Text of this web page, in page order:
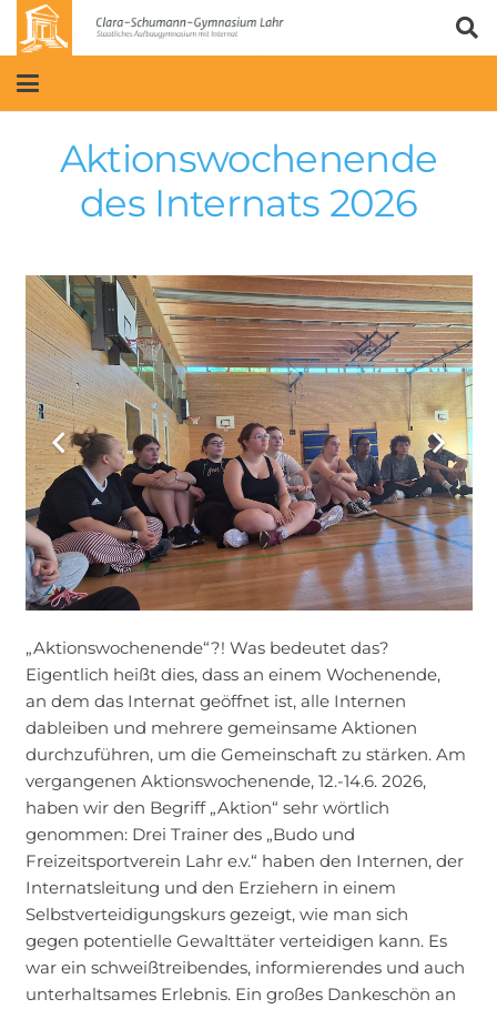
Aktionswochenende
des Internats 2026
„Aktionswochenende“?! Was bedeutet das?
Eigentlich heißt dies, dass an einem Wochenende,
an dem das Internat geöffnet ist, alle Internen
dableiben und mehrere gemeinsame Aktionen
durchzuführen, um die Gemeinschaft zu stärken. Am
vergangenen Aktionswochenende, 12.-14.6. 2026,
haben wir den Begriff „Aktion“ sehr wörtlich
genommen: Drei Trainer des „Budo und
Freizeitsportverein Lahr e.v.“ haben den Internen, der
Internatsleitung und den Erziehern in einem
Selbstverteidigungskurs gezeigt, wie man sich
gegen potentielle Gewalttäter verteidigen kann. Es
war ein schweißtreibendes, informierendes und auch
unterhaltsames Erlebnis. Ein großes Dankeschön an